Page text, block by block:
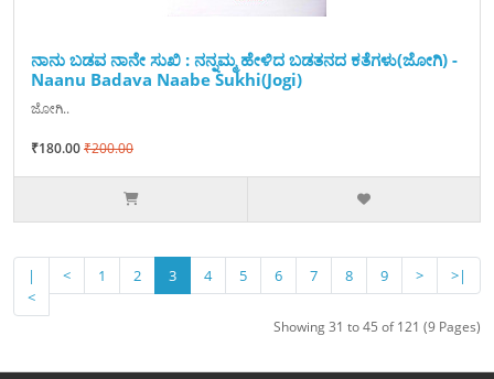
ನಾನು ಬಡವ ನಾನೇ ಸುಖಿ : ನನ್ನಮ್ಮ ಹೇಳಿದ ಬಡತನದ ಕತೆಗಳು(ಜೋಗಿ) -
Naanu Badava Naabe Sukhi(Jogi)
ಜೋಗಿ..
₹180.00₹200.00
|
<
< 1 2 3 4 5 6 7 8 9 > >|
Showing 31 to 45 of 121 (9 Pages)